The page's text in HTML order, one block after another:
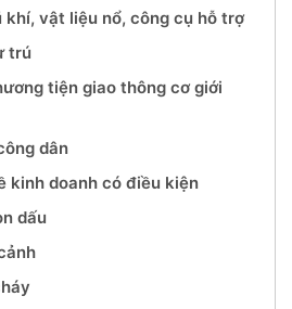
khí, vật liệu nổ, công cụ hỗ trợ
trú
tiện giao thông cơ giới
dân
kinh doanh có điều kiện
dấu